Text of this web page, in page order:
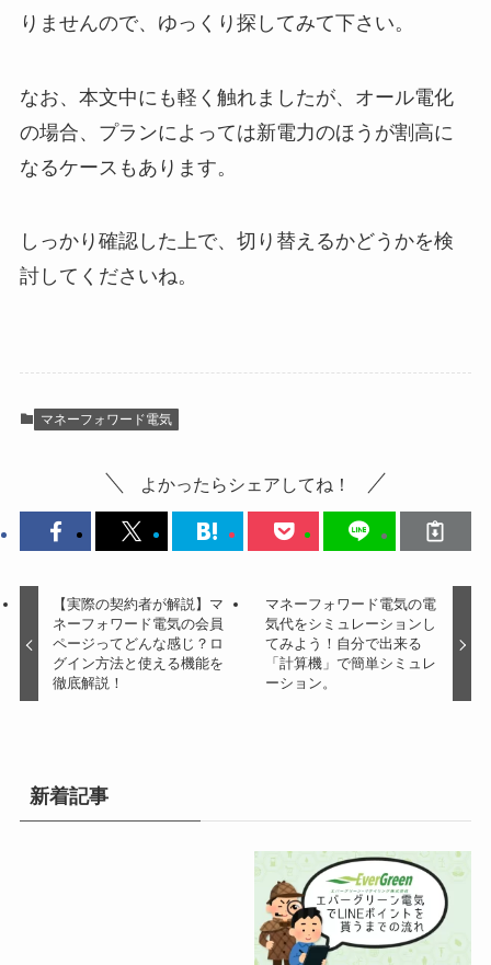
りませんので、ゆっくり探してみて下さい。
なお、本文中にも軽く触れましたが、オール電化
の場合、プランによっては新電力のほうが割高に
なるケースもあります。
しっかり確認した上で、切り替えるかどうかを検
討してくださいね。
マネーフォワード電気
よかったらシェアしてね！
【実際の契約者が解説】マ
ネーフォワード電気の会員
ページってどんな感じ？ロ
グイン方法と使える機能を
徹底解説！
マネーフォワード電気の電
気代をシミュレーションし
てみよう！自分で出来る
「計算機」で簡単シミュレ
ーション。
新着記事